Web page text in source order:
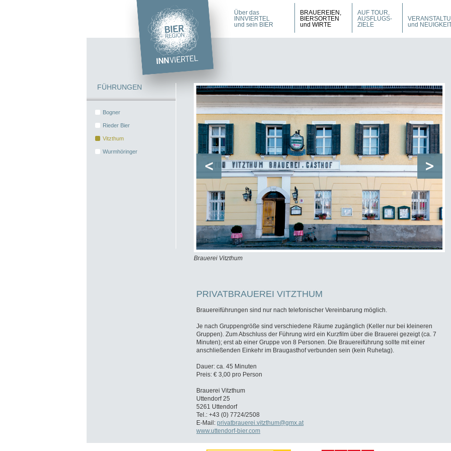
Über das
INNVIERTEL
und sein BIER
BRAUEREIEN,
BIERSORTEN
und WIRTE
AUF TOUR,
AUSFLUGS-
ZIELE
und
FÜHRUNGEN
Bogner
Rieder Bier
Vitzthum
Wurmhöringer
Brauerei Vitzthum
PRIVATBRAUEREI VITZTHUM
Brauereiführungen sind nur nach telefonischer Vereinbarung möglich.
Je nach Gruppengröße sind verschiedene Räume zugänglich (Keller nur bei kleineren
Gruppen). Zum Abschluss der Führung wird ein Kurzfilm über die Brauerei gezeigt (ca. 7
Minuten); erst ab einer Gruppe von 8 Personen. Die Brauereiführung sollte mit einer
anschließenden Einkehr im Braugasthof verbunden sein (kein Ruhetag).
Dauer: ca. 45 Minuten
Preis: € 3,00 pro Person
Brauerei Vitzthum
Uttendorf 25
5261 Uttendorf
Tel.: +43 (0) 7724/2508
E-Mail:privatbrauerei.vitzthum@gmx.at
www.uttendorf-bier.com